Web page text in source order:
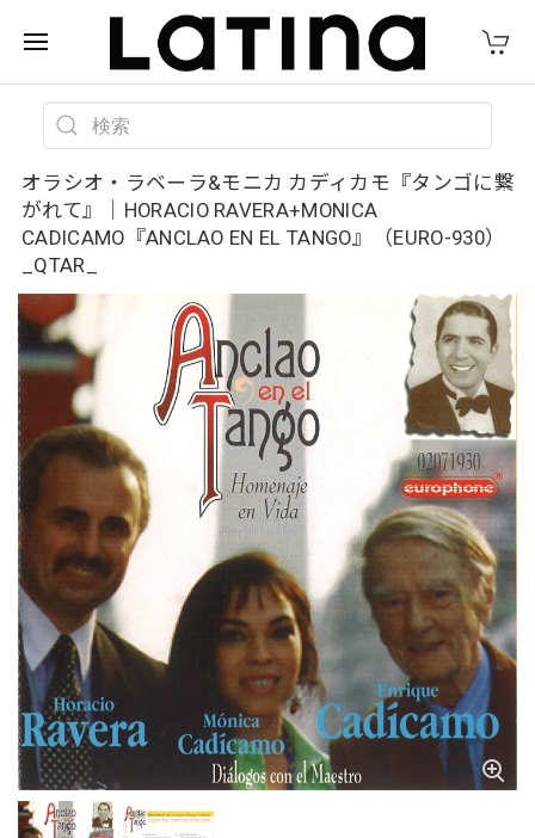
オラシオ・ラベーラ&モニカ カディカモ『タンゴに繋
がれて』｜HORACIO RAVERA+MONICA
CADICAMO『ANCLAO EN EL TANGO』（EURO-930）
_QTAR_